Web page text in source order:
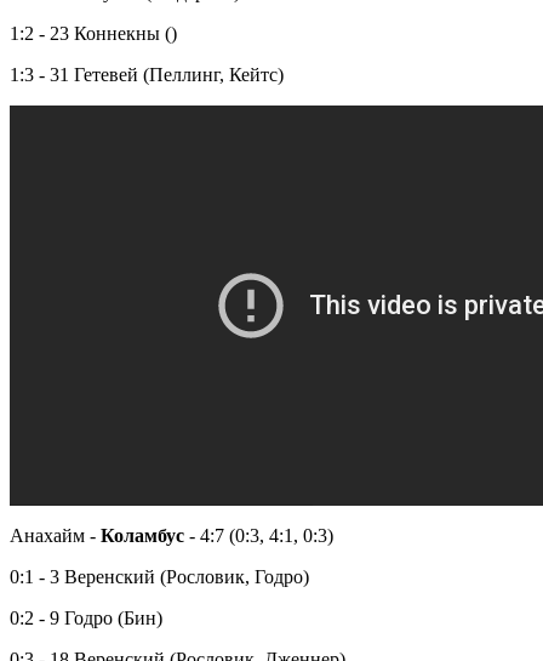
1:2 - 23 Коннекны ()
1:3 - 31 Гетевей (Пеллинг, Кейтс)
Анахайм - Коламбус - 4:7 (0:3, 4:1, 0:3)
0:1 - 3 Веренский (Рословик, Годро)
0:2 - 9 Годро (Бин)